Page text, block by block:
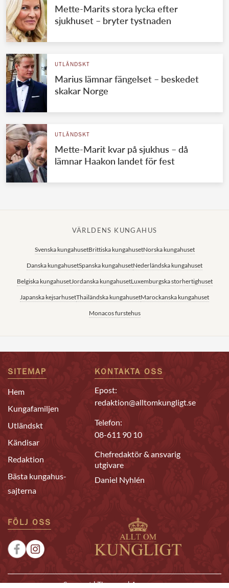
Mette-Marits stora lycka efter
sjukhuset – bryter tystnaden
UTLÄNDSKT
Marius lämnar fängelset – beskedet
skakar Norge
UTLÄNDSKT
Mette-Marit kvar på sjukhus – då
lämnar Haakon landet för fest
VÄRLDENS KUNGAHUS
Svenska kungahusetBrittiska kungahusetNorska kungahuset
Danska kungahusetSpanska kungahusetNederländska kungahuset
Belgiska kungahusetJordanska kungahusetLuxemburgska storhertighuset
Japanska kejsarhusetThailändska kungahusetMarockanska kungahuset
Monacos furstehus
SITEMAP
Hem
Kungafamiljen
Utländskt
Kändisar
Redaktion
Bästa kungahus-
sajterna
KONTAKTA OSS
Epost:
redaktion@alltomkungligt.se
Telefon:
08-611 90 10
Chefredaktör & ansvarig
utgivare
Daniel Nyhlén
FÖLJ OSS
Sponsrat|Tipsa oss|Annonsera